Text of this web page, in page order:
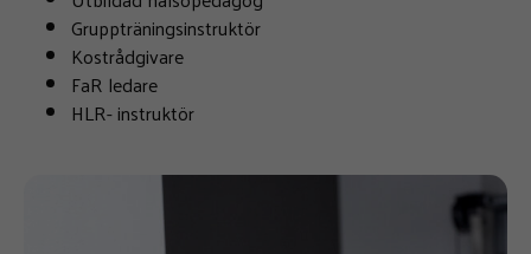
Gruppträningsinstruktör
Kostrådgivare
FaR ledare
HLR- instruktör